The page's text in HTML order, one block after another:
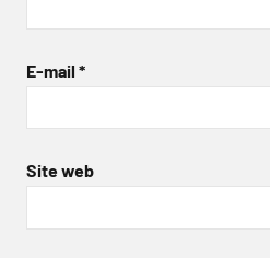
E-mail *
Site web